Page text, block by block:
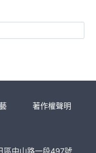
著作權聲明